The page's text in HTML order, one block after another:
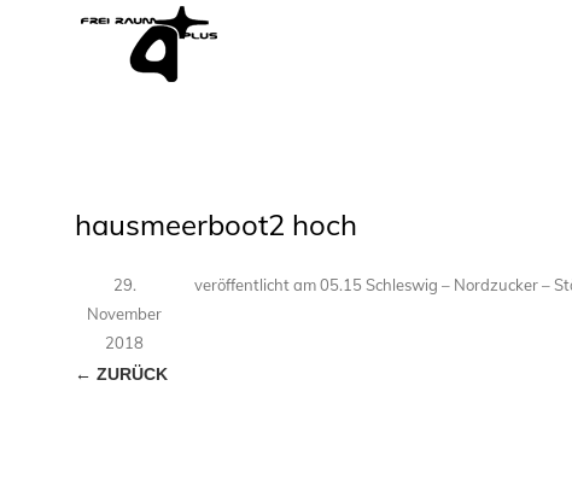
hausmeerboot2 hoch
veröffentlicht
29.
November
2018
am05.15 Schleswig – Nordzucker –
← ZURÜCK